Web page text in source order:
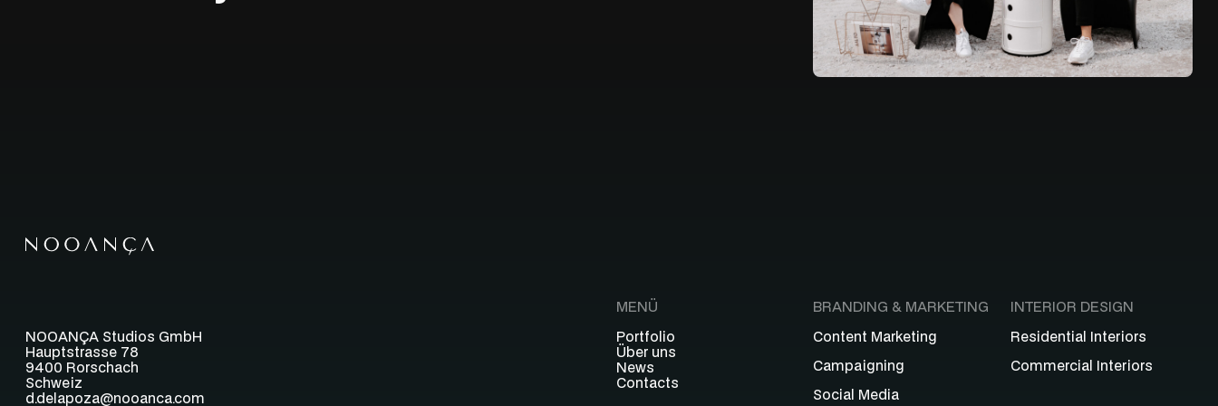
MENÜ BRANDING & MARKETING
INTERIOR DESIGN
NOOANÇA Studios GmbH
Hauptstrasse 78
9400 Rorschach
Schweiz
d.delapoza@nooanca.com
Portfolio
Über uns
News
Contacts
Content Marketing
Campaigning
Social Media
Residential Interiors
Commercial Interiors